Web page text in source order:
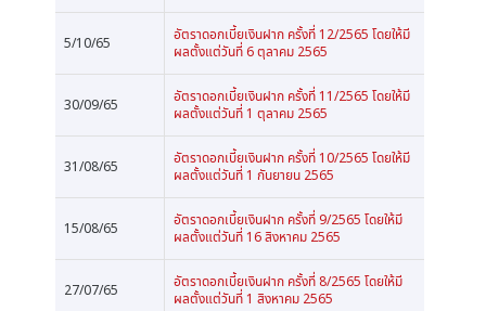
5/10/65
อัตราดอกเบี้ยเงินฝาก ครั้งที่ 12/2565 โดยให้มี
ผลตั้งแต่วันที่ 6 ตุลาคม 2565
30/09/65
อัตราดอกเบี้ยเงินฝาก ครั้งที่ 11/2565 โดยให้มี
ผลตั้งแต่วันที่ 1 ตุลาคม 2565
31/08/65
อัตราดอกเบี้ยเงินฝาก ครั้งที่ 10/2565 โดยให้มี
ผลตั้งแต่วันที่ 1 กันยายน 2565
15/08/65
อัตราดอกเบี้ยเงินฝาก ครั้งที่ 9/2565 โดยให้มี
ผลตั้งแต่วันที่ 16 สิงหาคม 2565
27/07/65
อัตราดอกเบี้ยเงินฝาก ครั้งที่ 8/2565 โดยให้มี
ผลตั้งแต่วันที่ 1 สิงหาคม 2565